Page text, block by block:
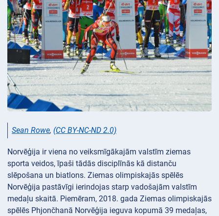
Sean Rowe, (CC BY-NC-ND 2.0)
Norvēģija ir viena no veiksmīgākajām valstīm ziemas
sporta veidos, īpaši tādās disciplīnās kā distanču
slēpošana un biatlons. Ziemas olimpiskajās spēlēs
Norvēģija pastāvīgi ierindojas starp vadošajām valstīm
medaļu skaitā. Piemēram, 2018. gada Ziemas olimpiskajās
spēlēs Phjončhanā Norvēģija ieguva kopumā 39 medaļas,